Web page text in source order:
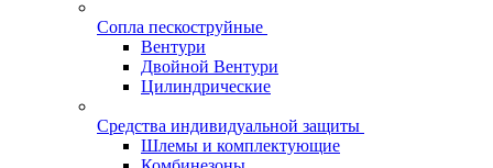
Сопла пескоструйные
Вентури
Двойной Вентури
Цилиндрические
Средства индивидуальной защиты
Шлемы и комплектующие